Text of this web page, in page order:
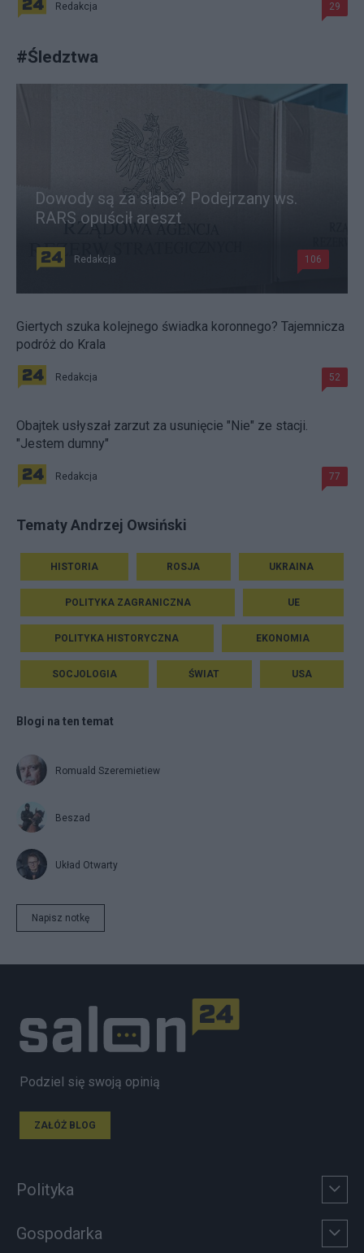
Redakcja 29
#Śledztwa
Dowody są za słabe? Podejrzany ws.
RARS opuścił areszt
Redakcja 106
Giertych szuka kolejnego świadka koronnego? Tajemnicza
podróż do Krala
Redakcja 52
Obajtek usłyszał zarzut za usunięcie "Nie" ze stacji.
"Jestem dumny"
Redakcja 77
Tematy Andrzej Owsiński
HISTORIA ROSJA UKRAINA
POLITYKA ZAGRANICZNA UE
POLITYKA HISTORYCZNA EKONOMIA
SOCJOLOGIA ŚWIAT USA
Blogi na ten temat
Romuald Szeremietiew
Beszad
Układ Otwarty
Napisz notkę
Podziel się swoją opinią
ZAŁÓŻ BLOG
Polityka
Gospodarka